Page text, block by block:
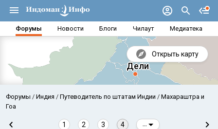
Форумы Новости Блоги Чилаут Медиатека
Открыть карту
Форумы Индия Путеводитель по штатам Индии
Махараштра и
Гоа
1 2 3 4